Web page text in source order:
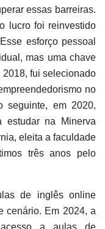
essas barreiras.
lucro foi reinvestido
esforço pessoal
mas uma chave
fui selecionado
no
seguinte, em 2020,
estudar na Minerva
eleita a faculdade
três anos pelo
de inglês online
cenário. Em 2024, a